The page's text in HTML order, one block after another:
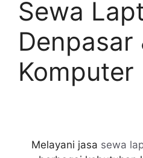
Sewa
Denpasar
Komputer
Melayani jasa sewa